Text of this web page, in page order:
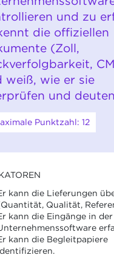
und zu
die offiziellen
(Zoll,
weiß, wie er sie
und
Punktzahl: 12
kann die Lieferungen
Qualität,
kann die Eingänge in der
kann die Begleitpapiere